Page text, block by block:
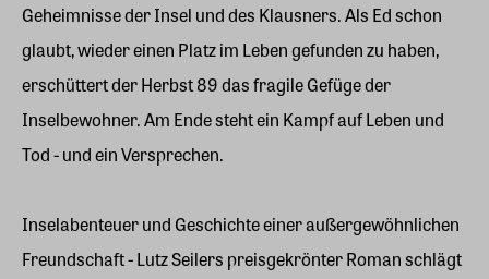
Geheimnisse der Insel und des Klausners. Als Ed schon
glaubt, wieder einen Platz im Leben gefunden zu haben,
erschüttert der Herbst 89 das fragile Gefüge der
Inselbewohner. Am Ende steht ein Kampf auf Leben und
Tod - und ein Versprechen.
Inselabenteuer und Geschichte einer außergewöhnlichen
Freundschaft - Lutz Seilers preisgekrönter Roman schlägt